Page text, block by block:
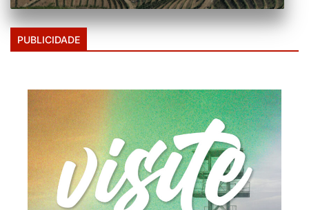
PUBLICIDADE